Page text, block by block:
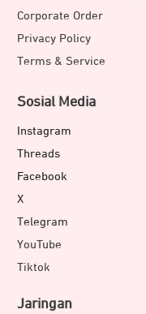
Corporate Order
Privacy Policy
Terms & Service
Sosial Media
Instagram
Threads
Facebook
X
Telegram
YouTube
Tiktok
Jaringan